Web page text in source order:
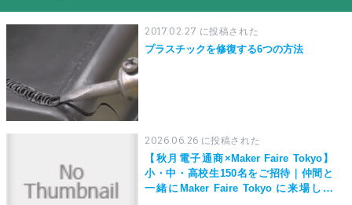
2017.02.27 に投稿された
プラスチックを修復する6つの方法
2026.06.26 に投稿された
【秋月電子通商×Maker Faire Tokyo】
小・中・高校生150名をご招待｜仲間と
一緒にMaker Faire Tokyo に来場しよ